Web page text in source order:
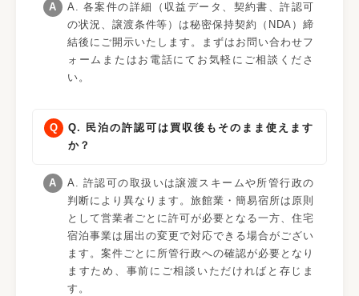
A. 各案件の詳細（収益データ、契約書、許認可
の状況、譲渡条件等）は秘密保持契約（NDA）締
結後にご開示いたします。まずはお問い合わせフ
ォームまたはお電話にてお気軽にご相談くださ
い。
Q. 民泊の許認可は買収後もそのまま使えます
か？
A. 許認可の取扱いは譲渡スキームや所管行政の
判断により異なります。旅館業・簡易宿所は原則
として営業者ごとに許可が必要となる一方、住宅
宿泊事業は届出の変更で対応できる場合がござい
ます。案件ごとに所管行政への確認が必要となり
ますため、事前にご相談いただければと存じま
す。